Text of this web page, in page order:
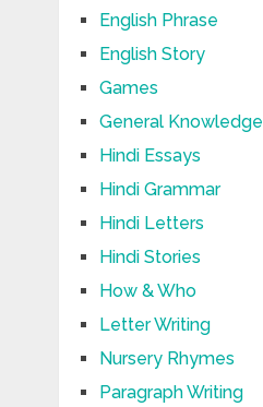
English Phrase
English Story
Games
General Knowledge
Hindi Essays
Hindi Grammar
Hindi Letters
Hindi Stories
How & Who
Letter Writing
Nursery Rhymes
Paragraph Writing